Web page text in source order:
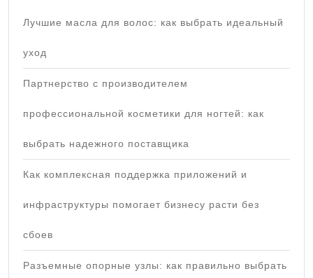
Лучшие масла для волос: как выбрать идеальный
уход
Партнерство с производителем
профессиональной косметики для ногтей: как
выбрать надежного поставщика
Как комплексная поддержка приложений и
инфраструктуры помогает бизнесу расти без
сбоев
Разъемные опорные узлы: как правильно выбрать